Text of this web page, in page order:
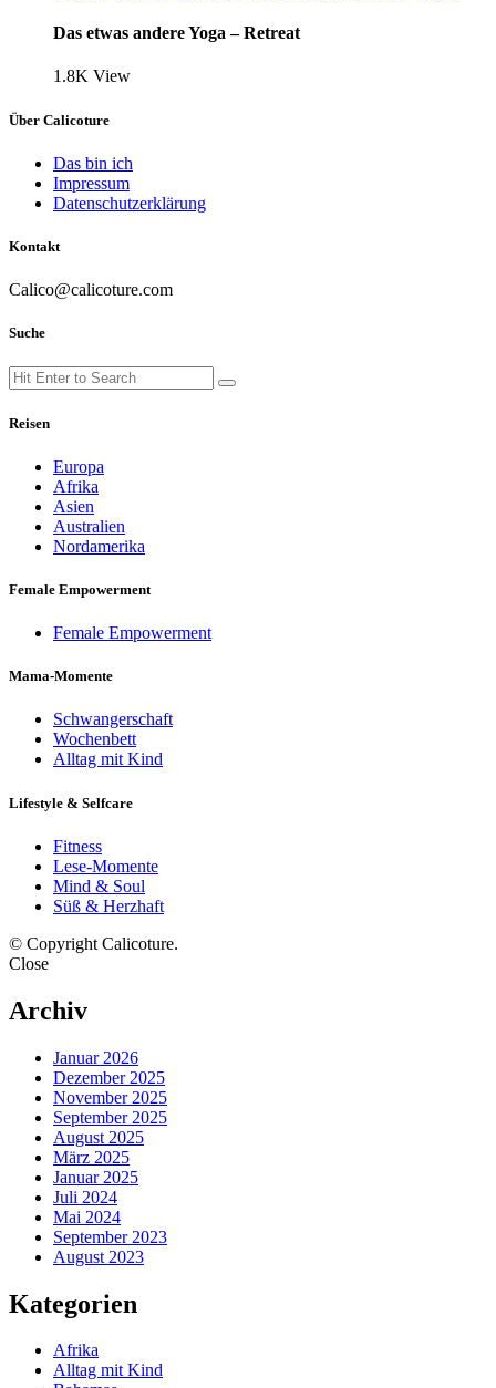
Das etwas andere Yoga – Retreat
1.8K View
Über Calicoture
Das bin ich
Impressum
Datenschutzerklärung
Kontakt
Calico@calicoture.com
Suche
Search
for:
Search
Reisen
Europa
Afrika
Asien
Australien
Nordamerika
Female Empowerment
Female Empowerment
Mama-Momente
Schwangerschaft
Wochenbett
Alltag mit Kind
Lifestyle & Selfcare
Fitness
Lese-Momente
Mind & Soul
Süß & Herzhaft
© Copyright Calicoture.
Close
Archiv
Januar 2026
Dezember 2025
November 2025
September 2025
August 2025
März 2025
Januar 2025
Juli 2024
Mai 2024
September 2023
August 2023
Kategorien
Afrika
Alltag mit Kind